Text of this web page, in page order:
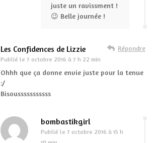
juste un ravissment !
😉 Belle journée !
Les Confidences de Lizzie
Publié le 7 octobre 2016 à 7 h 22 min
Répondre
Ohhh que ça donne envie juste pour la tenue
:/
Bisousssssssssss
bombastikgirl
Publié le 7 octobre 2016 à 15 h